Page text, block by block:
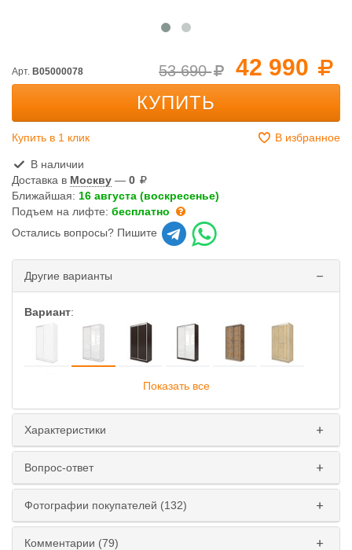
42 990
53 690
Арт. B05000078
КУПИТЬ
Купить в 1 клик В избранное
В наличии
Доставка в Москву — 0
Ближайшая: 16 августа (воскресенье)
Подъем на лифте: бесплатно
Остались вопросы? Пишите
Другие варианты
Вариант:
Глубина:
45 см
Ширина:
Показать все
Характеристики
Вопрос-ответ
Фотографии покупателей (132)
Комментарии (79)